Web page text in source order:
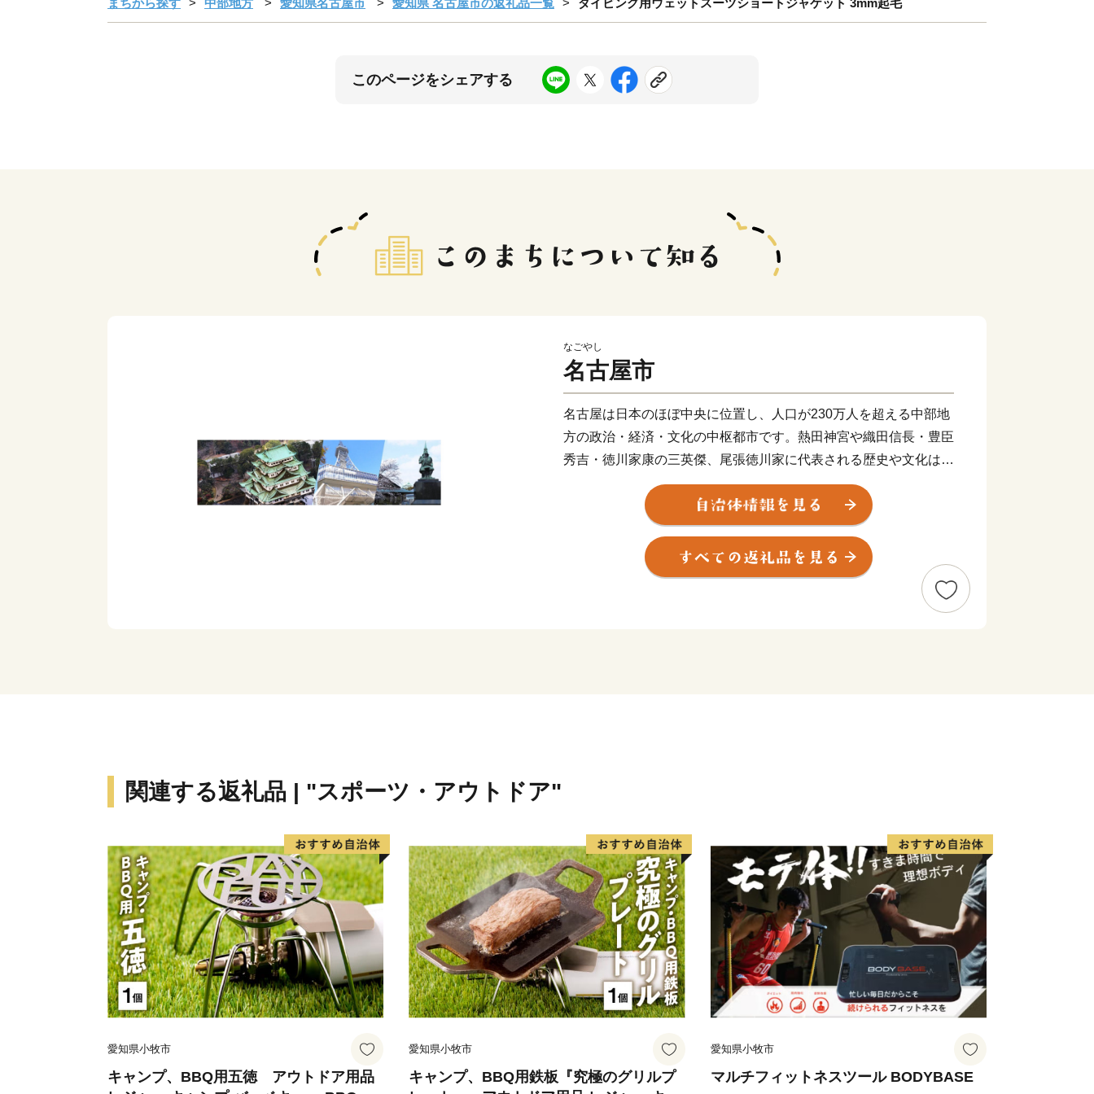
まちから探す 中部地方 愛知県名古屋市 愛知県 名古屋市の返礼品一覧 ダイビング用ウェットスーツショートジャケット 3mm起毛
このページをシェアする
なごやし
名古屋市
名古屋は日本のほぼ中央に位置し、人口が230万人を超える中部地
方の政治・経済・文化の中枢都市です。熱田神宮や織田信長・豊臣
秀吉・徳川家康の三英傑、尾張徳川家に代表される歴史や文化は、
名古屋の魅力や活力の礎となっています。現在は、武将ゆかりの歴
史・文化やなごやめしを目的に多くの方が名古屋を訪れるなど、名
古屋の魅力は国内外に広がってきています。また、アジア・アジア
パラ競技大会の開催や、リニア中央新幹線の品川－名古屋間の開業
も予定されており、人々の交流と地域経済のさらなる発展が期待さ
関連する返礼品 | "スポーツ・アウトドア"
愛知県小牧市
キャンプ、BBQ用五徳 アウトドア用品
愛知県小牧市
キャンプ、BBQ用鉄板『究極のグリルプ
愛知県小牧市
マルチフィットネスツール BODYBASE